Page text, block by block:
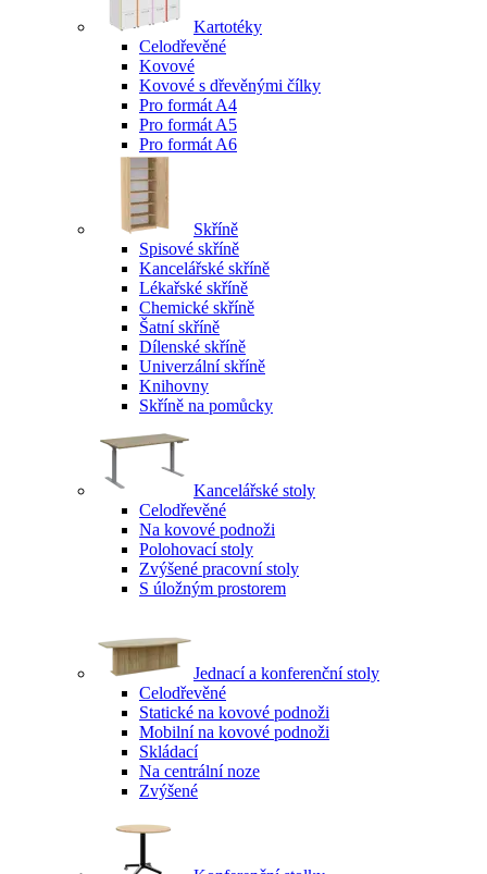
Kartotéky
Celodřevěné
Kovové
Kovové s dřevěnými čílky
Pro formát A4
Pro formát A5
Pro formát A6
Skříně
Spisové skříně
Kancelářské skříně
Lékařské skříně
Chemické skříně
Šatní skříně
Dílenské skříně
Univerzální skříně
Knihovny
Skříně na pomůcky
Kancelářské stoly
Celodřevěné
Na kovové podnoži
Polohovací stoly
Zvýšené pracovní stoly
S úložným prostorem
Jednací a konferenční stoly
Celodřevěné
Statické na kovové podnoži
Mobilní na kovové podnoži
Skládací
Na centrální noze
Zvýšené